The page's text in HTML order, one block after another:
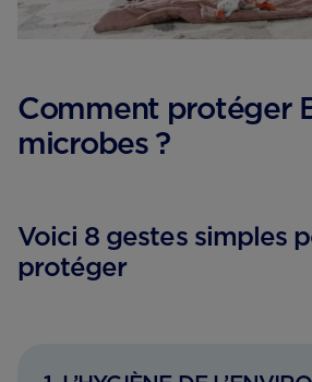
Comment protéger
microbes ?
Voici 8 gestes simples
protéger